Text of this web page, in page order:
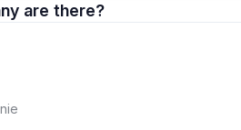
3. How many are there?